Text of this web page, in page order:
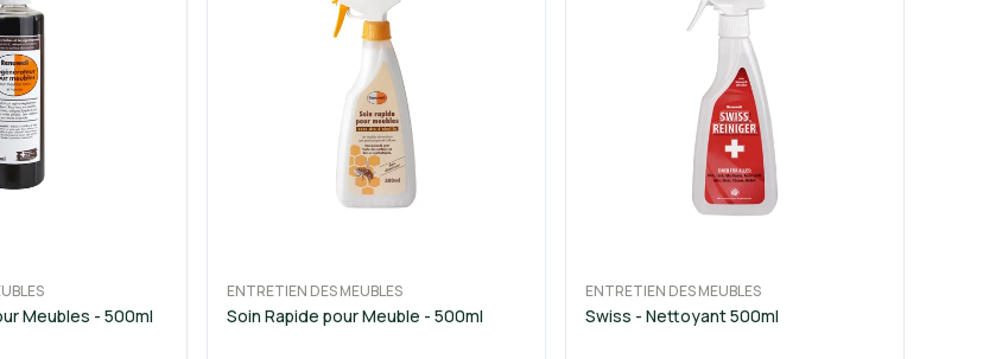
Meubles - 500ml
ENTRETIEN DES MEUBLES
Soin Rapide pour Meuble - 500ml
ENTRETIEN DES MEUBLES
Swiss - Nettoyant 500ml